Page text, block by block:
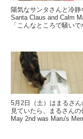
陽気なサンタさんと冷
Santa Claus and Calm
「こんなところで騒い
5月2日（土）はまるさ
見ていたら、まるさん
May 2nd was Maru's